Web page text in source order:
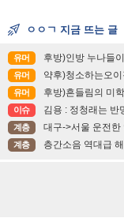
ㅇㅇㄱ 지금 뜨는 글
유머 후방)인방 누나들
유머 약후)청소하는오
유머 후방)흔들림의 미학
이슈 김용 : 정청래는 반
계층 대구->서울 운전한
계층 층간소음 역대급